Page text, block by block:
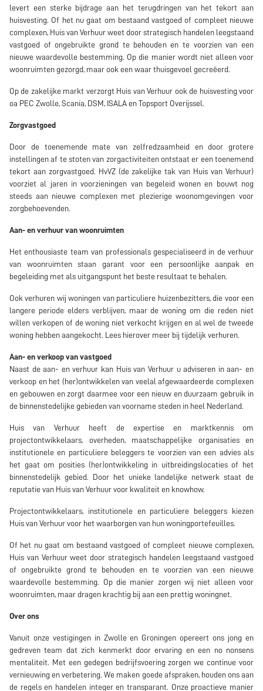
levert een sterke bijdrage aan het terugdringen van het tekort aan
huisvesting. Of het nu gaat om bestaand vastgoed of compleet nieuwe
complexen, Huis van Verhuur weet door strategisch handelen leegstaand
vastgoed of ongebruikte grond te behouden en te voorzien van een
nieuwe waardevolle bestemming. Op die manier wordt niet alleen voor
woonruimten gezorgd, maar ook een waar thuisgevoel gecreëerd.
Op de zakelijke markt verzorgt Huis van Verhuur ook de huisvesting voor
oa PEC Zwolle, Scania, DSM, ISALA en Topsport Overijssel.
Zorgvastgoed
Door de toenemende mate van zelfredzaamheid en door grotere
instellingen af te stoten van zorgactiviteiten ontstaat er een toenemend
tekort aan zorgvastgoed. HvVZ (de zakelijke tak van Huis van Verhuur)
voorziet al jaren in voorzieningen van begeleid wonen en bouwt nog
steeds aan nieuwe complexen met plezierige woonomgevingen voor
zorgbehoevenden.
Aan- en verhuur van woonruimten
Het enthousiaste team van professionals gespecialiseerd in de verhuur
van woonruimten staan garant voor een persoonlijke aanpak en
begeleiding met als uitgangspunt het beste resultaat te behalen.
Ook verhuren wij woningen van particuliere huizenbezitters, die voor een
langere periode elders verblijven, maar de woning om die reden niet
willen verkopen of de woning niet verkocht krijgen en al wel de tweede
woning hebben aangekocht. Lees hierover meer bij tijdelijk verhuren.
Aan- en verkoop van vastgoed
Naast de aan- en verhuur kan Huis van Verhuur u adviseren in aan- en
verkoop en het (her)ontwikkelen van veelal afgewaardeerde complexen
en gebouwen en zorgt daarmee voor een nieuw en duurzaam gebruik in
de binnenstedelijke gebieden van voorname steden in heel Nederland.
Huis van Verhuur heeft de expertise en marktkennis om
projectontwikkelaars, overheden, maatschappelijke organisaties en
institutionele en particuliere beleggers te voorzien van een advies als
het gaat om posities (her)ontwikkeling in uitbreidingslocaties of het
binnenstedelijk gebied. Door het unieke landelijke netwerk staat de
reputatie van Huis van Verhuur voor kwaliteit en knowhow.
Projectontwikkelaars, institutionele en particuliere beleggers kiezen
Huis van Verhuur voor het waarborgen van hun woningportefeuilles.
Of het nu gaat om bestaand vastgoed of compleet nieuwe complexen,
Huis van Verhuur weet door strategisch handelen leegstaand vastgoed
of ongebruikte grond te behouden en te voorzien van een nieuwe
waardevolle bestemming. Op die manier zorgen wij niet alleen voor
woonruimten, maar dragen krachtig bij aan een prettig woningnet.
Over ons
Vanuit onze vestigingen in Zwolle en Groningen opereert ons jong en
gedreven team dat zich kenmerkt door ervaring en een no nonsens
mentaliteit. Met een gedegen bedrijfsvoering zorgen we continue voor
vernieuwing en verbetering. We maken goede afspraken, houden ons aan
de regels en handelen integer en transparant. Onze proactieve manier